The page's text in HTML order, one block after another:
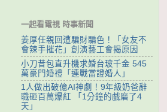
一起看電視 時事新聞
姜厚任親回遭騙財騙色！「女友不
會辣手摧花」創演藝工會揭原因
小刀昔包直升機求婚台玻千金 545
萬豪門婚禮「連戰當證婚人」
1人做出破億AI神劇！9年級奶爸辭
職砸百萬爆紅 「1分鐘的戲磨了4
天」